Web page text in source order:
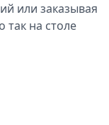
или заказывая
так на столе